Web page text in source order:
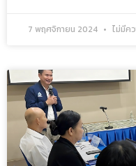
7 พฤศจิกายน 2024 ไม่มีค